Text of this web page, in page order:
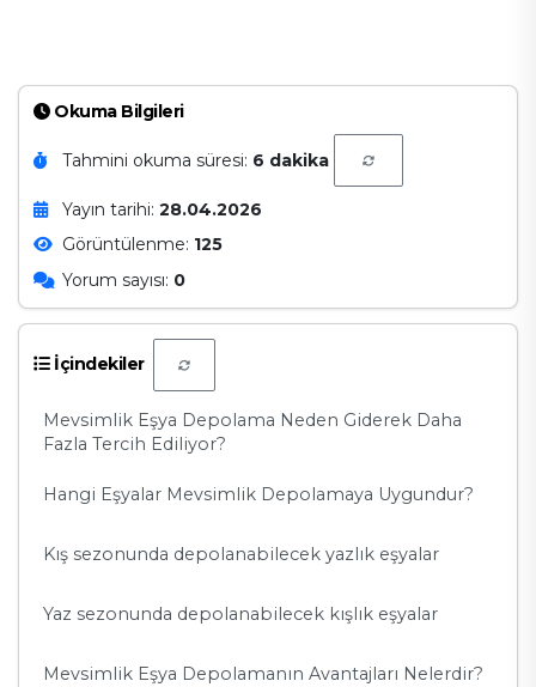
Okuma Bilgileri
Tahmini okuma süresi: 6 dakika
Yayın tarihi: 28.04.2026
Görüntülenme: 125
Yorum sayısı: 0
İçindekiler
Mevsimlik Eşya Depolama Neden Giderek Daha
Fazla Tercih Ediliyor?
Hangi Eşyalar Mevsimlik Depolamaya Uygundur?
Kış sezonunda depolanabilecek yazlık eşyalar
Yaz sezonunda depolanabilecek kışlık eşyalar
Mevsimlik Eşya Depolamanın Avantajları Nelerdir?